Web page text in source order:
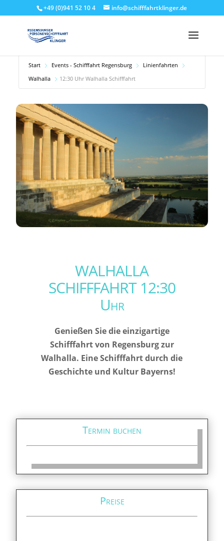
+49 (0)941 52 10 4 info@schifffahrtklinger.de
Start Events - Schifffahrt Regensburg
Linienfahrten
Walhalla
12:30 Uhr Walhalla Schifffahrt
WALHALLA
SCHIFFFAHRT 12:30
Uhr
Genießen Sie die einzigartige
Schifffahrt von Regensburg zur
Walhalla. Eine Schifffahrt durch die
Geschichte und Kultur Bayerns!
Termin buchen
Preise